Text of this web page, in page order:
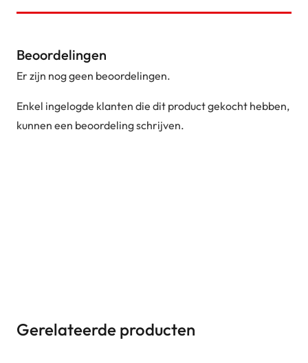
Beoordelingen
Er zijn nog geen beoordelingen.
Enkel ingelogde klanten die dit product gekocht hebben,
kunnen een beoordeling schrijven.
Gerelateerde producten